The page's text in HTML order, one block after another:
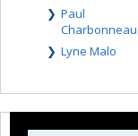
Paul
Charbonneau
Lyne Malo